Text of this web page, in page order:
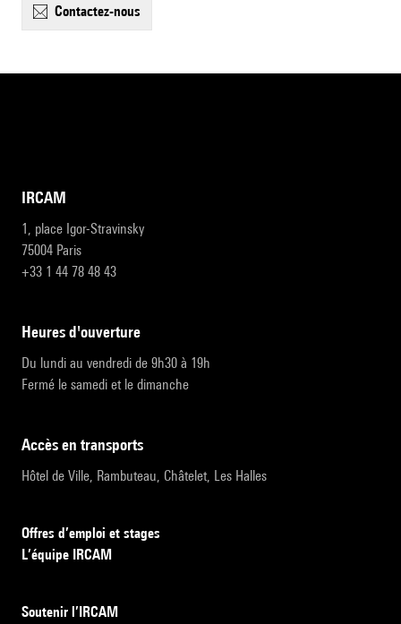
contactez-nous
IRCAM
1, place Igor-Stravinsky
75004 Paris
+33 1 44 78 48 43
heures d'ouverture
Du lundi au vendredi de 9h30 à 19h
Fermé le samedi et le dimanche
accès en transports
Hôtel de Ville, Rambuteau, Châtelet, Les Halles
Offres d’emploi et stages
L’équipe IRCAM
Soutenir l’IRCAM